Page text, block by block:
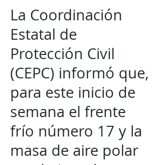
La Coordinación
Estatal de
Protección Civil
(CEPC) informó que,
para este inicio de
semana el frente
frío número 17 y la
masa de aire polar